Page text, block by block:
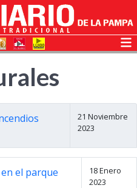
21 Noviembre
2023
el parque
18 Enero
2023